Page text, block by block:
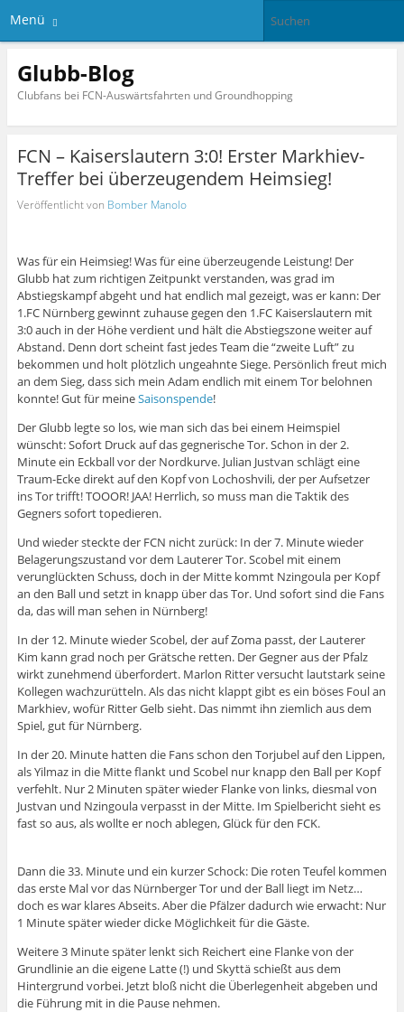
Menü
Glubb-Blog
Clubfans bei FCN-Auswärtsfahrten und Groundhopping
FCN – Kaiserslautern 3:0! Erster Markhiev-
Treffer bei überzeugendem Heimsieg!
Veröffentlicht von Bomber Manolo
Was für ein Heimsieg! Was für eine überzeugende Leistung! Der
Glubb hat zum richtigen Zeitpunkt verstanden, was grad im
Abstiegskampf abgeht und hat endlich mal gezeigt, was er kann: Der
1.FC Nürnberg gewinnt zuhause gegen den 1.FC Kaiserslautern mit
3:0 auch in der Höhe verdient und hält die Abstiegszone weiter auf
Abstand. Denn dort scheint fast jedes Team die “zweite Luft” zu
bekommen und holt plötzlich ungeahnte Siege. Persönlich freut mich
an dem Sieg, dass sich mein Adam endlich mit einem Tor belohnen
konnte! Gut für meineSaisonspende!
Der Glubb legte so los, wie man sich das bei einem Heimspiel
wünscht: Sofort Druck auf das gegnerische Tor. Schon in der 2.
Minute ein Eckball vor der Nordkurve. Julian Justvan schlägt eine
Traum-Ecke direkt auf den Kopf von Lochoshvili, der per Aufsetzer
ins Tor trifft! TOOOR! JAA! Herrlich, so muss man die Taktik des
Gegners sofort topedieren.
Und wieder steckte der FCN nicht zurück: In der 7. Minute wieder
Belagerungszustand vor dem Lauterer Tor. Scobel mit einem
verunglückten Schuss, doch in der Mitte kommt Nzingoula per Kopf
an den Ball und setzt in knapp über das Tor. Und sofort sind die Fans
da, das will man sehen in Nürnberg!
In der 12. Minute wieder Scobel, der auf Zoma passt, der Lauterer
Kim kann grad noch per Grätsche retten. Der Gegner aus der Pfalz
wirkt zunehmend überfordert. Marlon Ritter versucht lautstark seine
Kollegen wachzurütteln. Als das nicht klappt gibt es ein böses Foul an
Markhiev, wofür Ritter Gelb sieht. Das nimmt ihn ziemlich aus dem
Spiel, gut für Nürnberg.
In der 20. Minute hatten die Fans schon den Torjubel auf den Lippen,
als Yilmaz in die Mitte flankt und Scobel nur knapp den Ball per Kopf
verfehlt. Nur 2 Minuten später wieder Flanke von links, diesmal von
Justvan und Nzingoula verpasst in der Mitte. Im Spielbericht sieht es
fast so aus, als wollte er noch ablegen, Glück für den FCK.
Dann die 33. Minute und ein kurzer Schock: Die roten Teufel kommen
das erste Mal vor das Nürnberger Tor und der Ball liegt im Netz…
doch es war klares Abseits. Aber die Pfälzer dadurch wie erwacht: Nur
1 Minute später wieder dicke Möglichkeit für die Gäste.
Weitere 3 Minute später lenkt sich Reichert eine Flanke von der
Grundlinie an die eigene Latte (!) und Skyttä schießt aus dem
Hintergrund vorbei. Jetzt bloß nicht die Überlegenheit abgeben und
die Führung mit in die Pause nehmen.